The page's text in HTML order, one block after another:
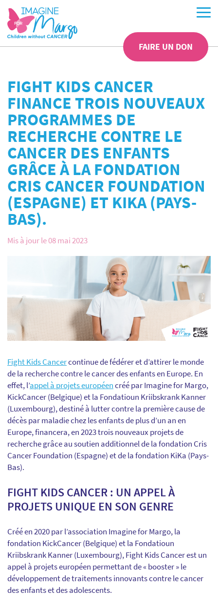
FAIRE UN DON
FIGHT KIDS CANCER
FINANCE TROIS NOUVEAUX
PROGRAMMES DE
RECHERCHE CONTRE LE
CANCER DES ENFANTS
GRÂCE À LA FONDATION
CRIS CANCER FOUNDATION
(ESPAGNE) ET KIKA (PAYS-
BAS).
Mis à jour le 08 mai 2023
Fight Kids Cancercontinue de fédérer et d’attirer le monde
de la recherche contre le cancer des enfants en Europe. En
effet, l’appel à projets européencréé par Imagine for Margo,
KickCancer (Belgique) et la Fondatioun Kriibskrank Kanner
(Luxembourg), destiné à lutter contre la première cause de
décès par maladie chez les enfants de plus d’un an en
Europe, financera, en 2023 trois nouveaux projets de
recherche grâce au soutien additionnel de la fondation Cris
Cancer Foundation (Espagne) et de la fondation KiKa (Pays-
Bas).
FIGHT KIDS CANCER : UN APPEL À
PROJETS UNIQUE EN SON GENRE
Créé en 2020 par l’association Imagine for Margo, la
fondation KickCancer (Belgique) et la Fondatioun
Kriibskrank Kanner (Luxembourg), Fight Kids Cancer est un
appel à projets européen permettant de « booster » le
développement de traitements innovants contre le cancer
des enfants et des adolescents.